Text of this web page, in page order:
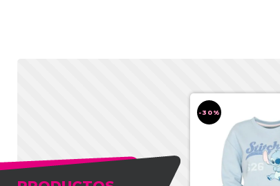
-30%